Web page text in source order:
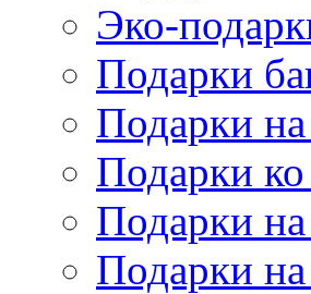
Эко-
Подарки
Подарки
Подарки
Подарки
Подарки